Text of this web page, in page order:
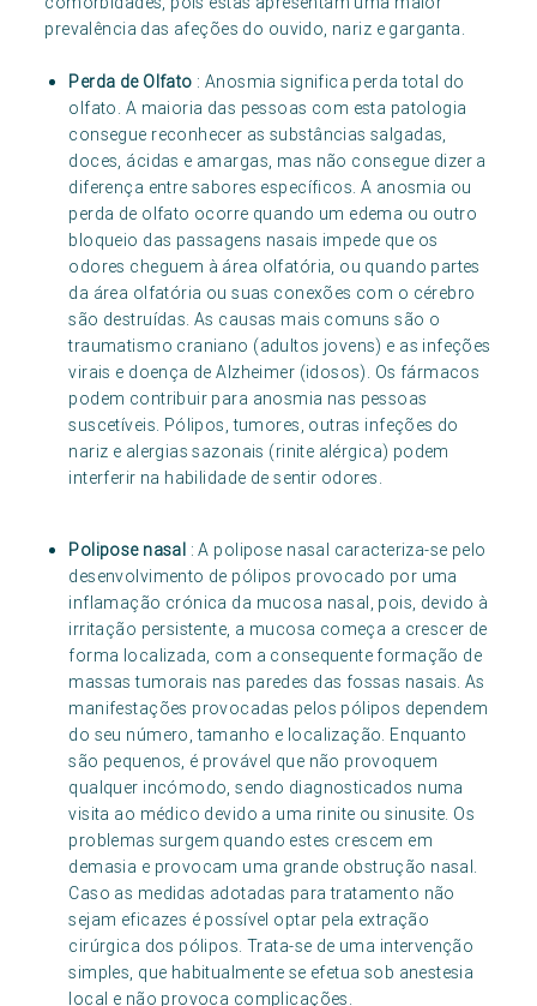
prevalência das afeções do ouvido, nariz e garganta.
Perda de Olfato : Anosmia significa perda total do
olfato. A maioria das pessoas com esta patologia
consegue reconhecer as substâncias salgadas,
doces, ácidas e amargas, mas não consegue dizer a
diferença entre sabores específicos. A anosmia ou
perda de olfato ocorre quando um edema ou outro
bloqueio das passagens nasais impede que os
odores cheguem à área olfatória, ou quando partes
da área olfatória ou suas conexões com o cérebro
são destruídas. As causas mais comuns são o
traumatismo craniano (adultos jovens) e as infeções
virais e doença de Alzheimer (idosos). Os fármacos
podem contribuir para anosmia nas pessoas
suscetíveis. Pólipos, tumores, outras infeções do
nariz e alergias sazonais (rinite alérgica) podem
interferir na habilidade de sentir odores.
Polipose nasal : A polipose nasal caracteriza-se pelo
desenvolvimento de pólipos provocado por uma
inflamação crónica da mucosa nasal, pois, devido à
irritação persistente, a mucosa começa a crescer de
forma localizada, com a consequente formação de
massas tumorais nas paredes das fossas nasais. As
manifestações provocadas pelos pólipos dependem
do seu número, tamanho e localização. Enquanto
são pequenos, é provável que não provoquem
qualquer incómodo, sendo diagnosticados numa
visita ao médico devido a uma rinite ou sinusite. Os
problemas surgem quando estes crescem em
demasia e provocam uma grande obstrução nasal.
Caso as medidas adotadas para tratamento não
sejam eficazes é possível optar pela extração
cirúrgica dos pólipos. Trata-se de uma intervenção
simples, que habitualmente se efetua sob anestesia
local e não provoca complicações.